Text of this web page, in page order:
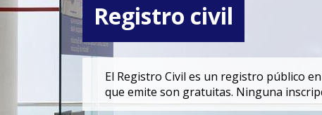
Registro civil
El Registro Civil es un registro público
que emite son gratuitas. Ninguna